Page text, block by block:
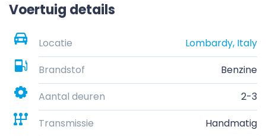
Voertuig details
Locatie
Lombardy, Italy
Brandstof
Benzine
Aantal deuren
2-3
Transmissie
Handmatig